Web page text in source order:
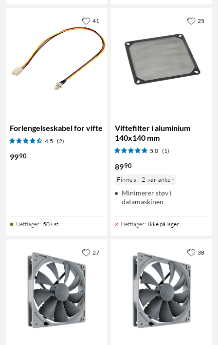
Forlengelseskabel for vifte
4.5 (2)
9990
Nettlager: 50+ st
41
Viftefilter i aluminium
140x140 mm
5.0 (1)
8990
Finnes i 2 varianter
Minimerer støv i
datamaskinen
Nettlager: Ikke på lager
25
27 38